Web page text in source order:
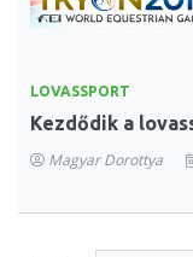
LOVASSPORT
Kezdődik a
Magyar Dorottya